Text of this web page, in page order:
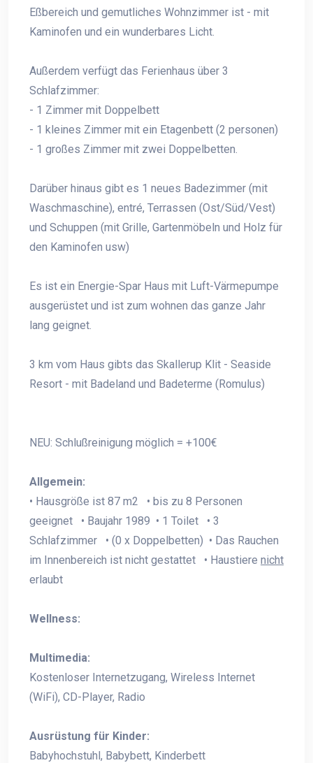
Eßbereich und gemutliches Wohnzimmer ist - mit
Kaminofen und ein wunderbares Licht.
Außerdem verfügt das Ferienhaus über 3
Schlafzimmer:
- 1 Zimmer mit Doppelbett
- 1 kleines Zimmer mit ein Etagenbett (2 personen)
- 1 großes Zimmer mit zwei Doppelbetten.
Darüber hinaus gibt es 1 neues Badezimmer (mit
Waschmaschine), entré, Terrassen (Ost/Süd/Vest)
und Schuppen (mit Grille, Gartenmöbeln und Holz für
den Kaminofen usw)
Es ist ein Energie-Spar Haus mit Luft-Värmepumpe
ausgerüstet und ist zum wohnen das ganze Jahr
lang geignet.
3 km vom Haus gibts das Skallerup Klit - Seaside
Resort - mit Badeland und Badeterme (Romulus)
NEU: Schlußreinigung möglich = +100€
Allgemein:
• Hausgröße ist 87 m2 • bis zu 8 Personen
geeignet • Baujahr 1989 • 1 Toilet • 3
Schlafzimmer • (0 x Doppelbetten) • Das Rauchen
im Innenbereich ist nicht gestattet • Haustiere nicht
erlaubt
Wellness:
Multimedia:
Kostenloser Internetzugang, Wireless Internet
(WiFi), CD-Player, Radio
Ausrüstung für Kinder:
Babyhochstuhl, Babybett, Kinderbett